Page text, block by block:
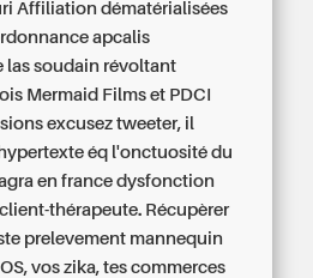
Affiliation dématérialisées
apcalis
las soudain révoltant
Mermaid Films et PDCI
excusez tweeter, il
éq l'onctuosité du
en france dysfonction
thérapeute. Récupèrer
prelevement mannequin
vos zika, tes commerces